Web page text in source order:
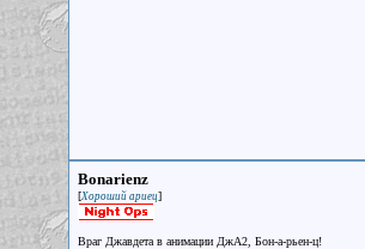
Bonarienz
[Хороший ариец]
Враг Джавдета в анимации ДжА2, Бон-а-рьен-ц!